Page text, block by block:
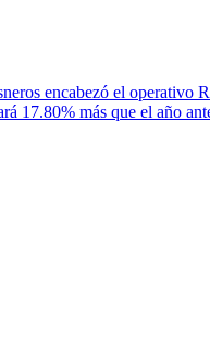
encabezó el operativo
17.80% más que el año